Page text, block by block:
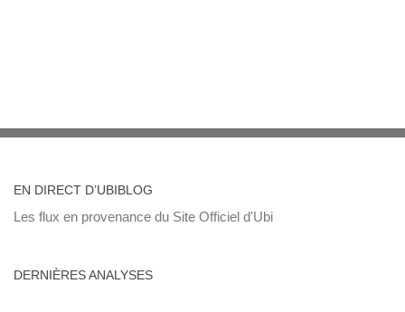
EN DIRECT D’UBIBLOG
Les flux en provenance du Site Officiel d'Ubi
DERNIÈRES ANALYSES